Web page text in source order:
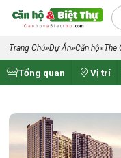
Trang Chủ»Dự Án»Căn hộ»The
Tổng quan Vị trí